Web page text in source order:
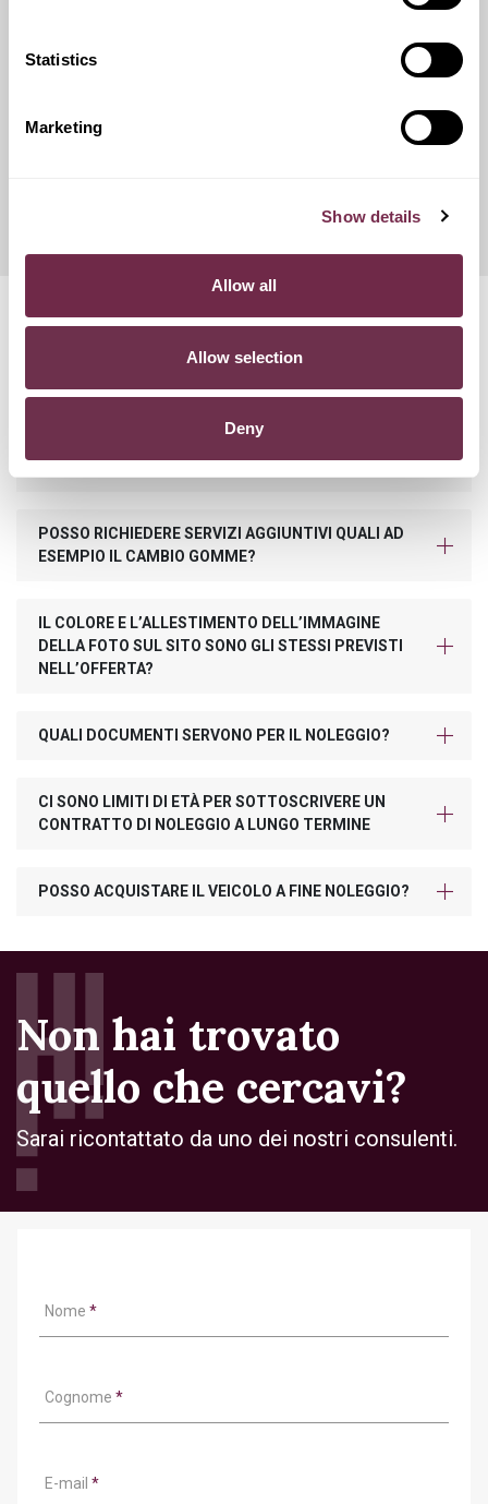
Statistics
Marketing
Show details
Allow all
Allow selection
Deny
Domande frequenti
CONTRATTO?
POSSO RICHIEDERE SERVIZI AGGIUNTIVI QUALI AD
ESEMPIO IL CAMBIO GOMME?
IL COLORE E L’ALLESTIMENTO DELL’IMMAGINE
DELLA FOTO SUL SITO SONO GLI STESSI PREVISTI
NELL’OFFERTA?
QUALI DOCUMENTI SERVONO PER IL NOLEGGIO?
CI SONO LIMITI DI ETÀ PER SOTTOSCRIVERE UN
CONTRATTO DI NOLEGGIO A LUNGO TERMINE
POSSO ACQUISTARE IL VEICOLO A FINE NOLEGGIO?
Non hai trovato
quello che cercavi?
Sarai ricontattato da uno dei nostri consulenti.
Nome *
Cognome *
E-mail *